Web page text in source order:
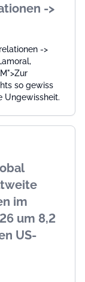
->
->
so gewiss
Ungewissheit.
im
um 8,2
US-